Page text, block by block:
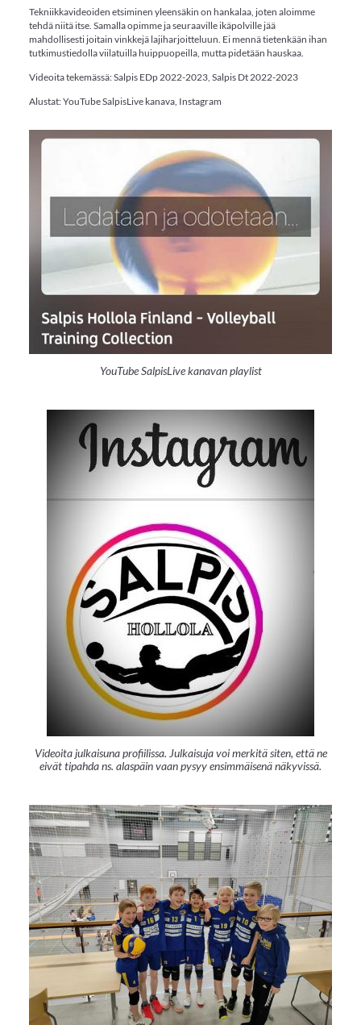
Tekniikkavideoiden etsiminen yleensäkin on hankalaa, joten aloimme
tehdä niitä itse. Samalla opimme ja seuraaville ikäpolville jää
mahdollisesti joitain vinkkejä lajiharjoitteluun. Ei mennä tietenkään ihan
tutkimustiedolla viilatuilla huippuopeilla, mutta pidetään hauskaa.
Videoita tekemässä: Salpis EDp 2022-2023, Salpis Dt 2022-2023
Alustat: YouTube SalpisLive kanava, Instagram
YouTube SalpisLive kanavan playlist
Videoita julkaisuna profiilissa. Julkaisuja voi merkitä siten, että ne
eivät tipahda ns. alaspäin vaan pysyy ensimmäisenä näkyvissä.